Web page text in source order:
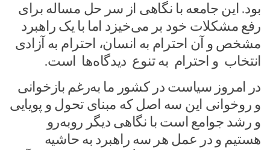
بود. این جامعه با نگاهی از سر حل مساله برای
رفع مشکلات خود بر می‌خیزد اما با یک راهبرد
مشخص و آن احترام به انسان، احترام به آزادی
انتخاب و احترام به تنوع دیدگاه‌ها است.
در امروز سیاست در کشور ما به‌رغم بازخوانی
و روخوانی این سه اصل که مبنای تحول و پویایی
و رشد جوامع است با نگاهی دیگر روبه‌رو
هستیم و در عمل هر سه راهبرد به حاشیه